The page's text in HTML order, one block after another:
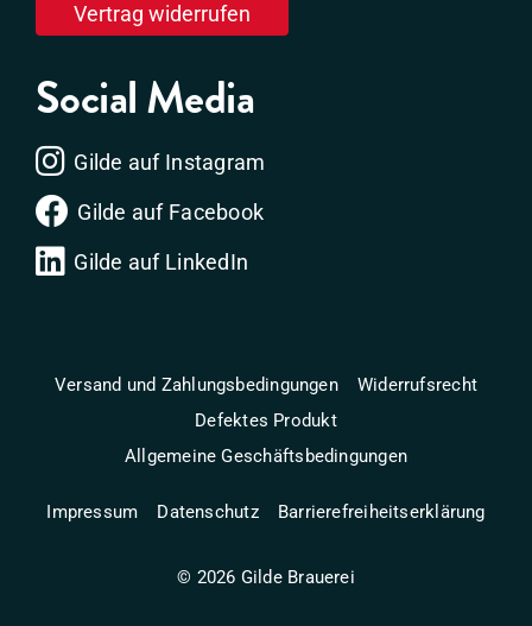
Vertrag widerrufen
Social Media
Gilde auf Instagram
Gilde auf Facebook
Gilde auf LinkedIn
Versand und Zahlungsbedingungen
Widerrufsrecht
Defektes Produkt
Allgemeine Geschäftsbedingungen
Impressum Datenschutz Barrierefreiheitserklärung
© 2026 Gilde Brauerei